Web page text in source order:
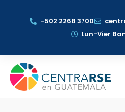
+502 2268 3700
Lun-Vier